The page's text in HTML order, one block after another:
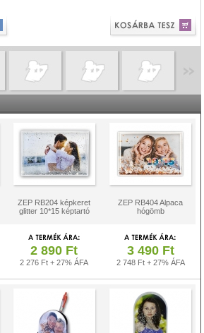
ZEP RB204 képkeret
glitter 10*15 képtartó
ZEP RB404 Alpaca
hógömb
2 890 Ft
2 276 Ft + 27% ÁFA
3 490 Ft
2 748 Ft + 27% ÁFA